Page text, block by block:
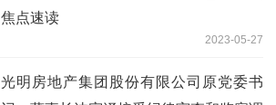
焦点速读
2023-05-27
光明房地产集团股份有限公司原党委书